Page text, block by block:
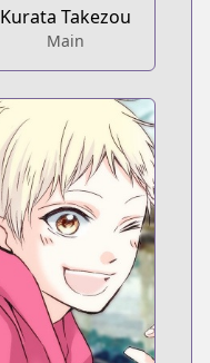
Kurata Takezou
Main